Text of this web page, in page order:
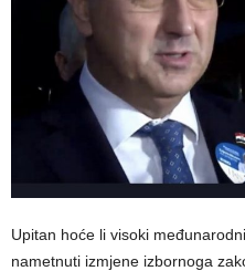
Upitan hoće li visoki
nametnuti izmjene izbornoga